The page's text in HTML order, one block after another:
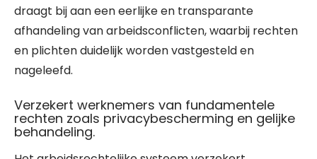
draagt bij aan een eerlijke en transparante
afhandeling van arbeidsconflicten, waarbij rechten
en plichten duidelijk worden vastgesteld en
nageleefd.
Verzekert werknemers van fundamentele
rechten zoals privacybescherming en gelijke
behandeling.